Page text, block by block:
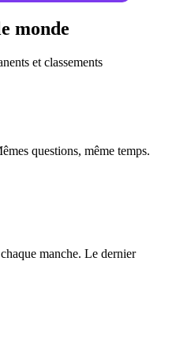
monde
et classements
questions, même temps.
manche. Le dernier